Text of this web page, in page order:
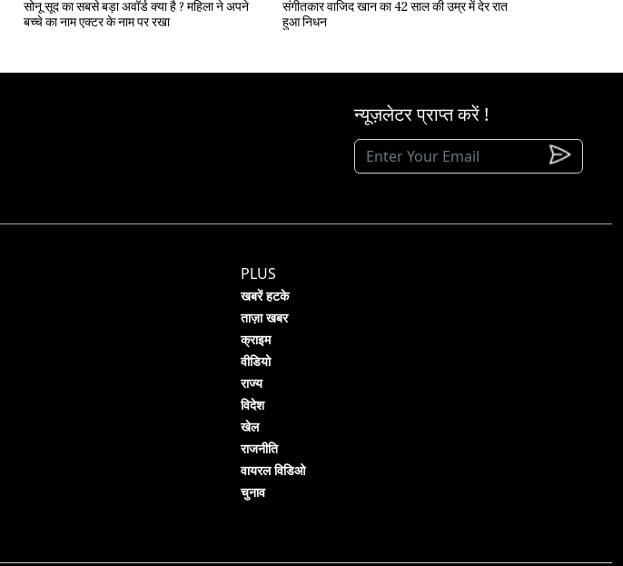
सोनू सूद का सबसे बड़ा अवॉर्ड क्या है ? महिला ने अपने
बच्चे का नाम एक्टर के नाम पर रखा
संगीतकार वाजिद खान का 42 साल की उम्र में देर रात
हुआ निधन
न्यूज़लेटर प्राप्त करें !
PLUS
खबरें हटके
ताज़ा खबर
क्राइम
वीडियो
राज्य
विदेश
खेल
राजनीति
वायरल विडिओ
चुनाव